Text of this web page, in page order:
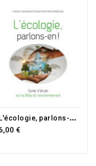
L
'écologie, parlons-en !
€